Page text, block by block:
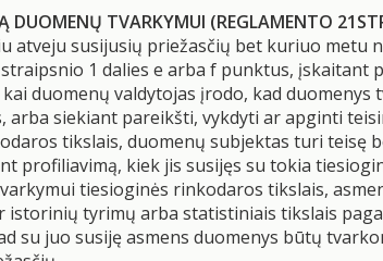
DUOMENŲ TVARKYMUI (REGLAMENTO
atveju susijusių priežasčių bet kuriuo metu
1 dalies e arba f punktus,
duomenų valdytojas įrodo, kad
siekiant pareikšti, vykdyti ar apginti
tikslais, duomenų subjektas turi teisę
profiliavimą, kiek jis susijęs su tokia
tiesioginės rinkodaros tikslais,
istorinių tyrimų arba statistiniais tikslais
su juo susiję asmens duomenys būtų